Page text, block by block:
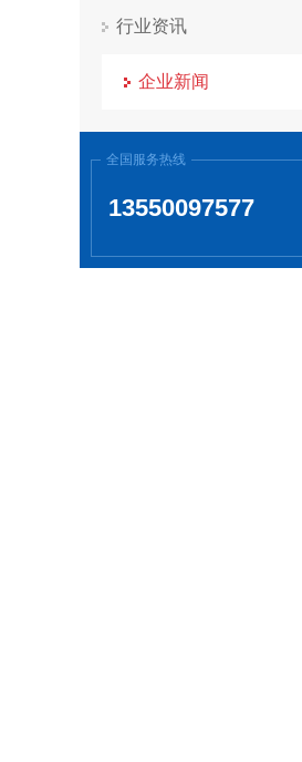
行业资讯
企业新闻
全国服务热线
13550097577